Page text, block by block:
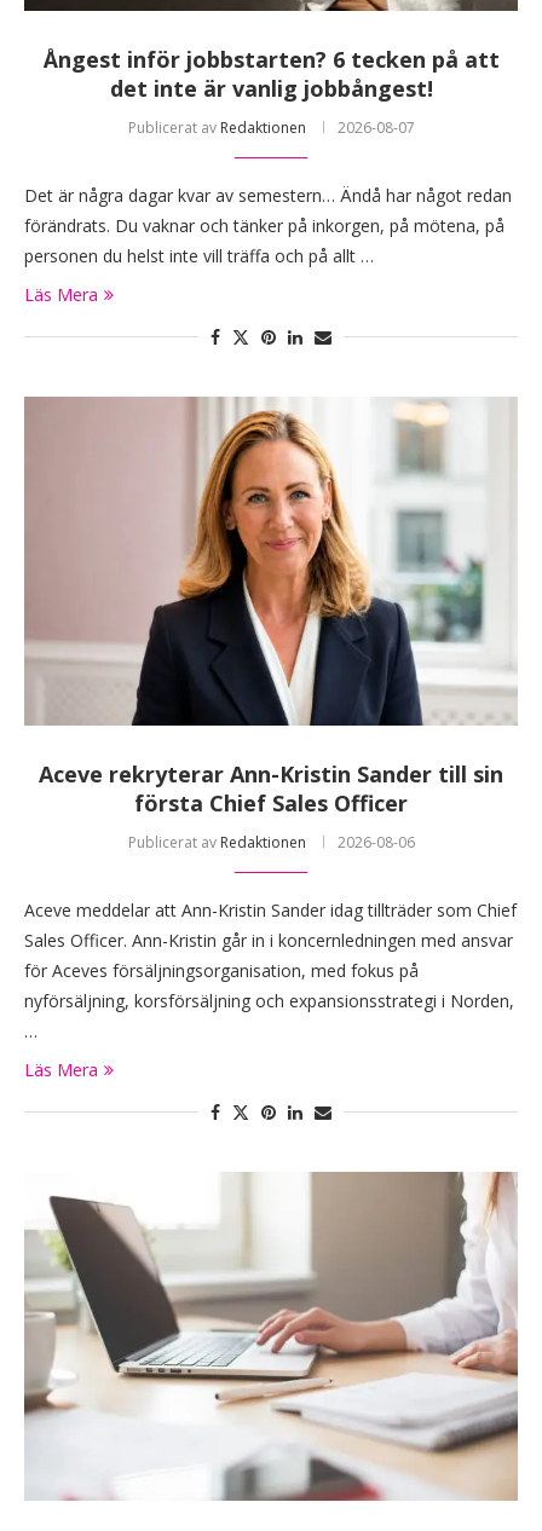
Ångest inför jobbstarten? 6 tecken på att
det inte är vanlig jobbångest!
Publicerat av Redaktionen 2026-08-07
Det är några dagar kvar av semestern… Ändå har något redan
förändrats. Du vaknar och tänker på inkorgen, på mötena, på
personen du helst inte vill träffa och på allt …
Läs Mera
Aceve rekryterar Ann-Kristin Sander till sin
första Chief Sales Officer
Publicerat av Redaktionen 2026-08-06
Aceve meddelar att Ann-Kristin Sander idag tillträder som Chief
Sales Officer. Ann-Kristin går in i koncernledningen med ansvar
för Aceves försäljningsorganisation, med fokus på
nyförsäljning, korsförsäljning och expansionsstrategi i Norden,
…
Läs Mera